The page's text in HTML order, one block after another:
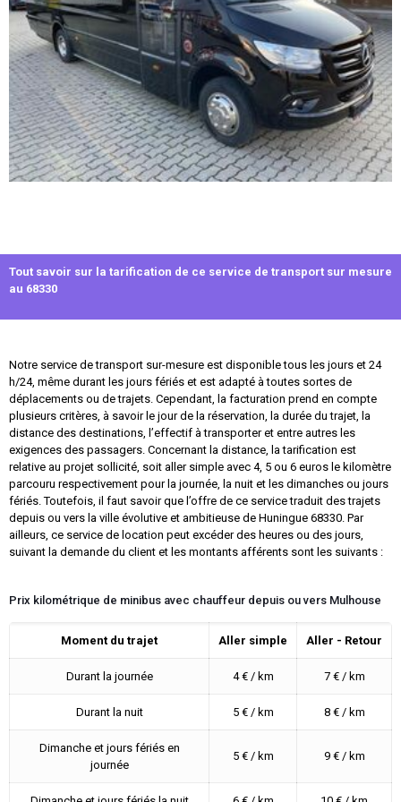
Tout savoir sur la tarification de ce service de transport sur mesure
au 68330
Notre service de transport sur-mesure est disponible tous les jours et 24
h/24, même durant les jours fériés et est adapté à toutes sortes de
déplacements ou de trajets. Cependant, la facturation prend en compte
plusieurs critères, à savoir le jour de la réservation, la durée du trajet, la
distance des destinations, l’effectif à transporter et entre autres les
exigences des passagers. Concernant la distance, la tarification est
relative au projet sollicité, soit aller simple avec 4, 5 ou 6 euros le kilomètre
parcouru respectivement pour la journée, la nuit et les dimanches ou jours
fériés. Toutefois, il faut savoir que l’offre de ce service traduit des trajets
depuis ou vers la ville évolutive et ambitieuse de Huningue 68330. Par
ailleurs, ce service de location peut excéder des heures ou des jours,
suivant la demande du client et les montants afférents sont les suivants :
Prix kilométrique de minibus avec chauffeur depuis ou vers Mulhouse
Moment du trajet Aller simple Aller - Retour
Durant la journée 4 € / km 7 € / km
Durant la nuit 5 € / km 8 € / km
Dimanche et jours fériés en
journée
5 € / km 9 € / km